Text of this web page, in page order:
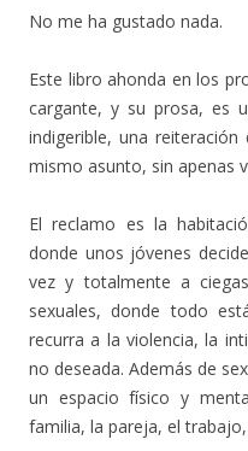
No me ha gustado nada.
Este libro ahonda en los
cargante, y su prosa, es
indigerible, una
mismo asunto, sin apenas
El reclamo es la
donde unos jóvenes
vez y totalmente a
sexuales, donde todo
recurra a la violencia, la
no deseada. Además de
un espacio físico y
familia, la pareja, el